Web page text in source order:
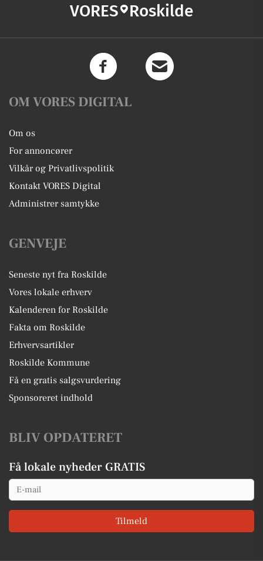
VORES Roskilde
OM VORES DIGITAL
Om os
For annoncører
Vilkår og Privatlivspolitik
Kontakt VORES Digital
Administrer samtykke
GENVEJE
Seneste nyt fra Roskilde
Vores lokale erhverv
Kalenderen for Roskilde
Fakta om Roskilde
Erhvervsartikler
Roskilde Kommune
Få en gratis salgsvurdering
Sponsoreret indhold
BLIV OPDATERET
Få lokale nyheder GRATIS
Email
Tilmeld